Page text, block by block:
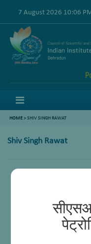
7 August 2026 10:06
HOME>SHIV SINGH RAWAT
Shiv Singh Rawat